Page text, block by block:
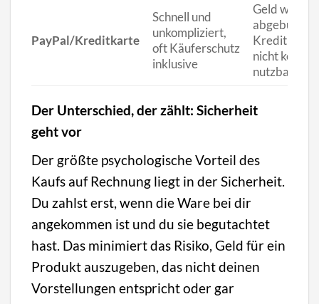
PayPal/Kreditkarte
Schnell und
unkompliziert,
oft Käuferschutz
inklusive
Geld wird
abgebucht,
Kreditkarte
nicht
nutzbar
Der Unterschied, der zählt: Sicherheit
geht vor
Der größte psychologische Vorteil des
Kaufs auf Rechnung liegt in der Sicherheit.
Du zahlst erst, wenn die Ware bei dir
angekommen ist und du sie begutachtet
hast. Das minimiert das Risiko, Geld für ein
Produkt auszugeben, das nicht deinen
Vorstellungen entspricht oder gar